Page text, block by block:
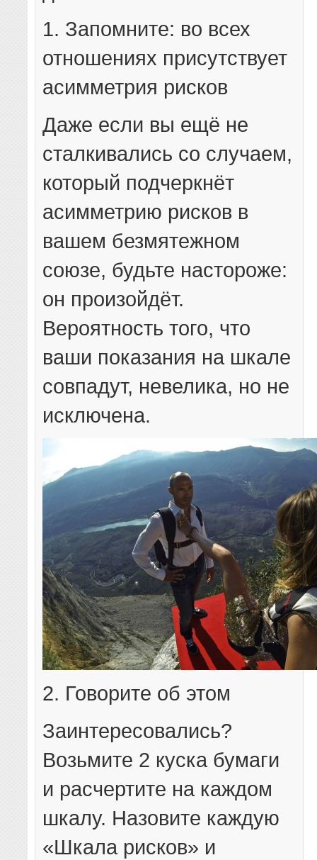
1. Запомните: во всех
отношениях присутствует
асимметрия рисков
Даже если вы ещё не
сталкивались со случаем,
который подчеркнёт
асимметрию рисков в
вашем безмятежном
союзе, будьте настороже:
он произойдёт.
Вероятность того, что
ваши показания на шкале
совпадут, невелика, но не
исключена.
2. Говорите об этом
Заинтересовались?
Возьмите 2 куска бумаги
и расчертите на каждом
шкалу. Назовите каждую
«Шкала рисков» и